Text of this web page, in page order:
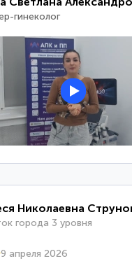
гинеколог
Николаевна
города 3 уровня
9 апреля 2026